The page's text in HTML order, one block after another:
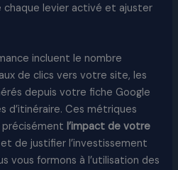
chaque levier activé et ajuster
incluent le nombre
de clics vers votre site, les
depuis votre fiche Google
d’itinéraire. Ces métriques
l’impact de votre
et de justifier l’investissement
vous formons à l’utilisation des